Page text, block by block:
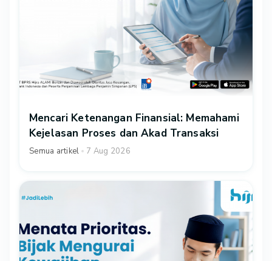
Mencari Ketenangan Finansial: Memahami
Kejelasan Proses dan Akad Transaksi
Semua artikel 7 Aug 2026